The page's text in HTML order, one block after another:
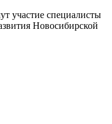
участие специалисты
Новосибирской